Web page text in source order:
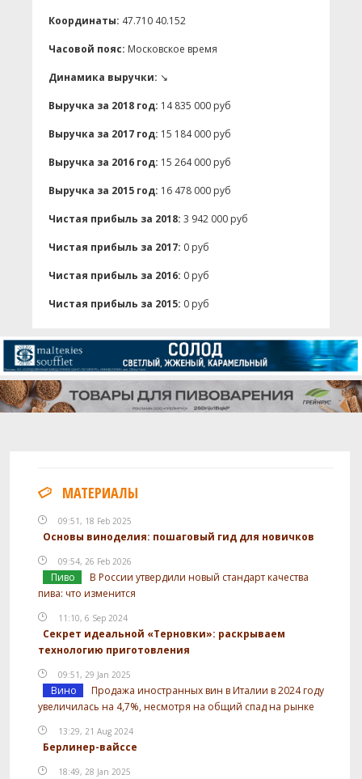
Координаты: 47.710 40.152
Часовой пояс: Московское время
Динамика выручки: ↘
Выручка за 2018 год: 14 835 000 руб
Выручка за 2017 год: 15 184 000 руб
Выручка за 2016 год: 15 264 000 руб
Выручка за 2015 год: 16 478 000 руб
Чистая прибыль за 2018: 3 942 000 руб
Чистая прибыль за 2017: 0 руб
Чистая прибыль за 2016: 0 руб
Чистая прибыль за 2015: 0 руб
МАТЕРИАЛЫ
09:51, 18 Feb 2025
Основы виноделия: пошаговый гид для новичков
09:54, 26 Feb 2026
Пиво
В России утвердили новый стандарт качества
пива: что изменится
11:10, 6 Sep 2024
Секрет идеальной «Терновки»: раскрываем
технологию приготовления
09:51, 29 Jan 2025
Вино
Продажа иностранных вин в Италии в 2024 году
увеличилась на 4,7%, несмотря на общий спад на рынке
13:29, 21 Aug 2024
Берлинер-вайссе
18:49, 28 Jan 2025